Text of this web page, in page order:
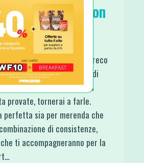
in Friggitrice con
e Granola
in Friggitrice con Yogurt Greco
avere la presunzione di
una ricetta Ma sono quasi
provate, tornerai a farle.
perfetta sia per merenda che
di consistenze,
ti accompagneranno per la